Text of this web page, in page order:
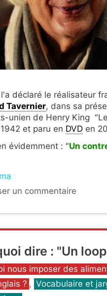
déclaré le réalisateur
Tavernier, dans sa
unien de Henry King
et paru en DVD en
évidemment : "Un
un commentaire
dire : "Un
nous imposer des
? , Vocabulaire et